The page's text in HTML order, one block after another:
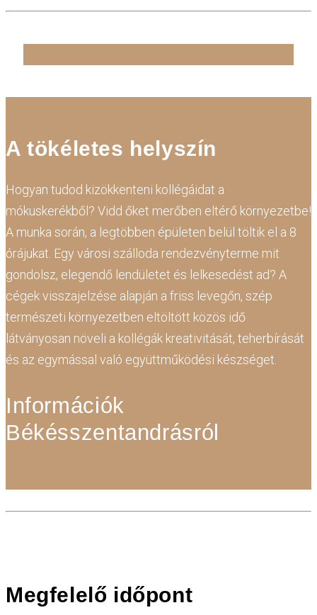
A tökéletes helyszín
Hogyan tudod kizökkenteni kollégáidat a
mókuskerékből? Vidd őket merőben eltérő környezetbe!
A munka során, a legtöbben épületen belül töltik el a 8
órájukat. Egy városi szálloda rendezvényterme mit
gondolsz, elegendő lendületet és lelkesedést ad? A
cégek visszajelzése alapján a friss levegőn, szép
természeti környezetben eltöltött közös idő
látványosan növeli a kollégák kreativitását, teherbírását
és az egymással való együttműködési készséget.
Információk
Békésszentandrásról
Megfelelő időpont